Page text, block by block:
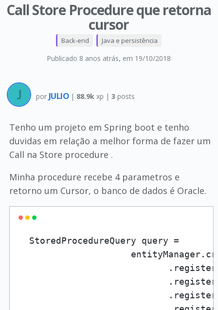
Call Store Procedure que retorna
cursor
Publicado 8 anos atrás, em 19/10/2018
Back-end Java e persistência
por JULIO | 88.9k xp |3 posts
Tenho um projeto em Spring boot e tenho
duvidas em relação a melhor forma de fazer um
Call na Store procedure .
Minha procedure recebe 4 parametros e
retorno um Cursor, o banco de dados é Oracle.
  StoredProcedureQuery query =